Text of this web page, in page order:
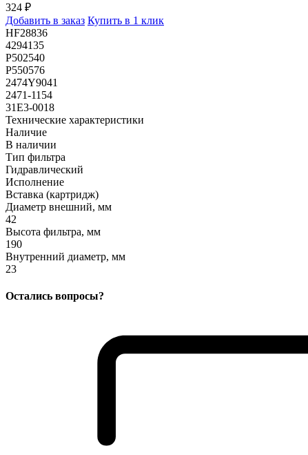
324 ₽
Добавить в заказ Купить в 1 клик
HF28836
4294135
P502540
P550576
2474Y9041
2471-1154
31E3-0018
Технические характеристики
Наличие
В наличии
Тип фильтра
Гидравлический
Исполнение
Вставка (картридж)
Диаметр внешний, мм
42
Высота фильтра, мм
190
Внутренний диаметр, мм
23
Остались вопросы?